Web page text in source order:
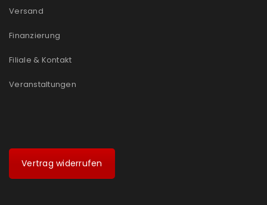
akzeptiere die
Versand
Finanzierung
Filiale & Kontakt
Veranstaltungen
Vertrag widerrufen